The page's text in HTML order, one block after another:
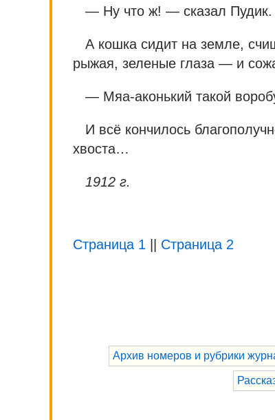
— Ну что ж! — сказал
А кошка сидит на земле,
рыжая, зеленые глаза — и
— Мяа-аконький такой
И всё кончилось
хвоста…
1912 г.
Страница 1 Страница 2
Архив номеров и рубрики